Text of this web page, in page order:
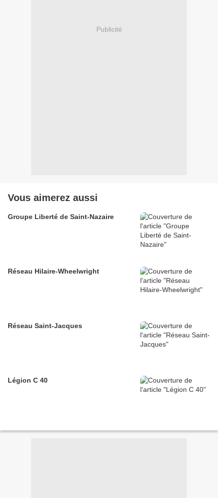
Publicité
Vous aimerez aussi
Groupe Liberté de Saint-Nazaire
Réseau Hilaire-Wheelwright
Réseau Saint-Jacques
Légion C 40